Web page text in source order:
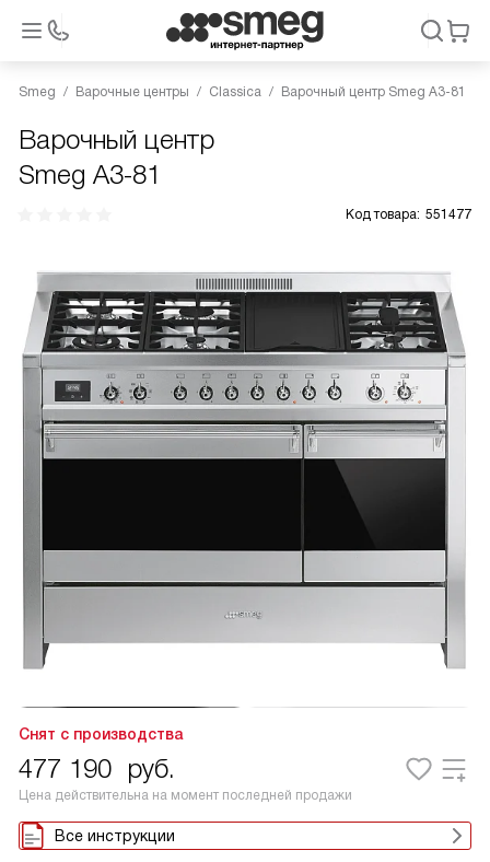
Smeg Варочные центры Classica Варочный центр Smeg A3-81
Варочный центр
Smeg A3-81
Код товара: 551477
Снят с производства
477 190 руб.
Цена действительна на момент последней продажи
Все инструкции